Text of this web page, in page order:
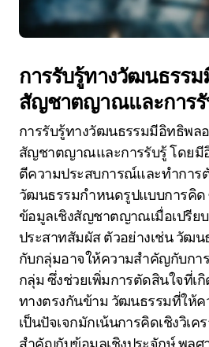
การรับรู้ทางวัฒนธรร
สัญชาตญาณและการรั
การรับรู้ทางวัฒนธรรมมีอิทธิพล
สัญชาตญาณและการรับรู้ โดยมี
ตีความประสบการณ์และทำการ
วัฒนธรรมกำหนดรูปแบบการคิด
ข้อมูลเชิงสัญชาตญาณเมื่อเปรีย
ประสาทสัมผัส ตัวอย่างเช่น วัฒ
กับกลุ่มอาจให้ความสำคัญกับกา
กลุ่ม ซึ่งช่วยเพิ่มการตัดสินใจที่
ทางตรงกันข้าม วัฒนธรรมที่ให้
เป็นปัจเจกมักเน้นการคิดเชิงวิเค
สำคัญกับข้อมูลเชิงประจักษ์ พลศ